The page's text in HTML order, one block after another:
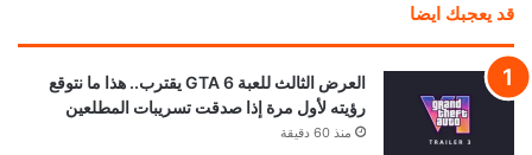
قد يعجبك ايضا
العرض الثالث للعبة GTA 6 يقترب.. هذا ما نتوقع
رؤيته لأول مرة إذا صدقت تسريبات المطلعين
منذ 60 دقيقة